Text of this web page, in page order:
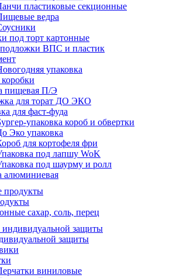
пластиковые секционные
ведра
под торт картонные
ВПС и пластик
упаковка
пищевая П/Э
для торат ДО ЭКО
для фаст-фуда
упаковка короб и обвертки
Эко упаковка
для кортофеля фри
под лапшу WoK
под шаурму и ролл
алюминиевая
сахар, соль, перец
индивидуальной защиты
защиты
виниловые